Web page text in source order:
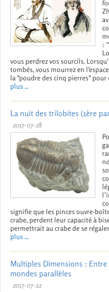
:
vous perdrez vos sourcils.
tombés, vous mourrez en
la "poudre des cinq pierres" pour
plus ...
La nuit des trilobites (1ère
2017-07-28
signifie que les pinces ouvre-
crabe, perdent leur capacité à
permettrait au crabe de se
plus ...
Multiples Dimensions :
mondes parallèles
2017-07-22